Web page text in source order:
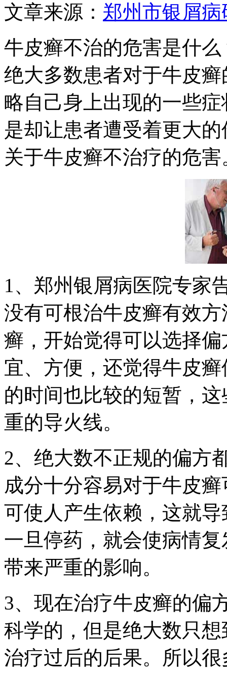
文章来源： 郑州市银屑病
牛皮癣不治的危害是什么
绝大多数患者对于牛皮
略自己身上出现的一些
是却让患者遭受着更大
关于牛皮癣不治疗的危害
1、郑州银屑病医院专家
没有可根治牛皮癣有效
癣，开始觉得可以选择
宜、方便，还觉得牛皮
的时间也比较的短暂，
重的导火线。
2、绝大数不正规的偏方
成分十分容易对于牛皮
可使人产生依赖，这就
一旦停药，就会使病情
带来严重的影响。
3、现在治疗牛皮癣的偏
科学的，但是绝大数只
治疗过后的后果。所以